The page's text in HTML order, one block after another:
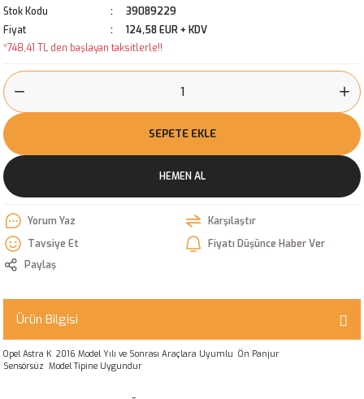
Stok Kodu
39089229
Fiyat
124,58 EUR + KDV
*748,41 TL den başlayan taksitlerle!!
SEPETE EKLE
HEMEN AL
Yorum Yaz
Karşılaştır
Tavsiye Et
Fiyatı Düşünce Haber Ver
Paylaş
Ürün Bilgisi
Opel Astra K 2016 Model Yılı ve Sonrası Araçlara Uyumlu Ön Panjur
Sensörsüz Model Tipine Uygundur